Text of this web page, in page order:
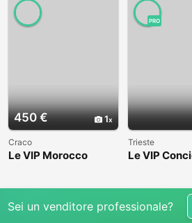
450 € 1
Craco
Le VIP Morocco
PRO
Trieste
Le VIP
Sei un venditore professionale?